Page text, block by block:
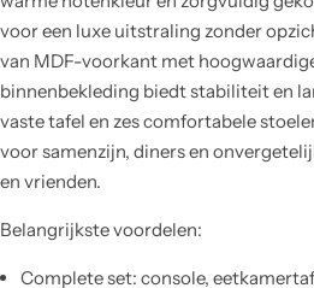
voor een luxe uitstraling zonder
van MDF-voorkant met
binnenbekleding biedt stabiliteit en
vaste tafel en zes comfortabele
voor samenzijn, diners en
en vrienden.
Belangrijkste voordelen:
Complete set: console,